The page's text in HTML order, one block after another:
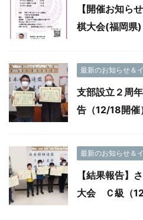
【開催お知ら
棋大会(福岡県)
最新のお知らせ＆
支部設立２周
告（12/18開催
最新のお知らせ＆
【結果報告】
大会 Ｃ級（